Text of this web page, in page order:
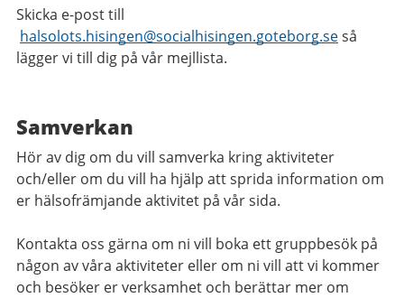
Skicka e-post till
halsolots.hisingen@socialhisingen.goteborg.seså
lägger vi till dig på vår mejllista.
Samverkan
Hör av dig om du vill samverka kring aktiviteter
och/eller om du vill ha hjälp att sprida information om
er hälsofrämjande aktivitet på vår sida.
Kontakta oss gärna om ni vill boka ett gruppbesök på
någon av våra aktiviteter eller om ni vill att vi kommer
och besöker er verksamhet och berättar mer om